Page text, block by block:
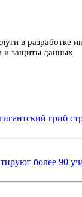
в
и защиты данных
гриб
более 90